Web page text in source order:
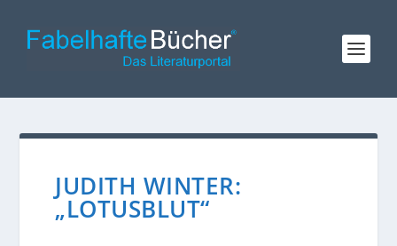
JUDITH WINTER:
„LOTUSBLUT“